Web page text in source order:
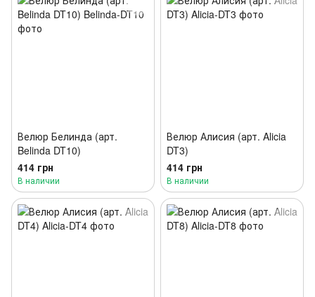
Велюр Белинда (арт.
Belinda DT10)
414 грн
В наличии
Велюр Алисия (арт. Alicia
DT3)
414 грн
В наличии